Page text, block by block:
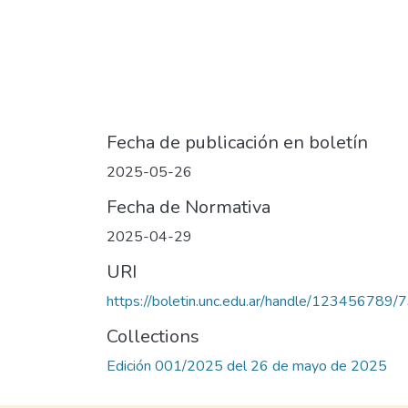
Fecha de publicación en boletín
2025-05-26
Fecha de Normativa
2025-04-29
URI
https://boletin.unc.edu.ar/handle/123456789/
Collections
Edición 001/2025 del 26 de mayo de 2025